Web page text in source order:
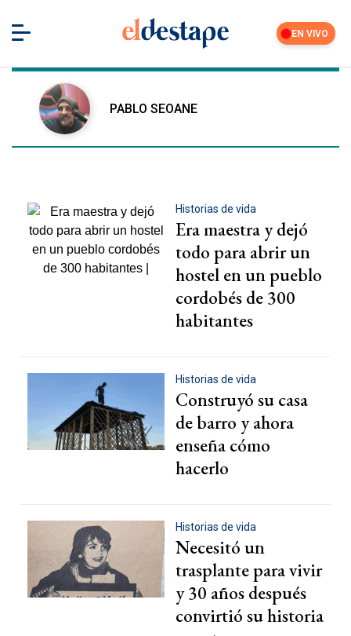
EN VIVO
Nuestra comunidad de suscriptores
Suscribite por
$10000 $15000 Más opciones
Política
Economía
Sociedad
#ATR
Internacionales
Investigaciones
PABLO SEOANE
Historias de vida
Era maestra y dejó
todo para abrir un
hostel en un pueblo
cordobés de 300
habitantes
Historias de vida
Construyó su casa
de barro y ahora
enseña cómo
hacerlo
Historias de vida
Necesitó un
trasplante para vivir
y 30 años después
convirtió su historia